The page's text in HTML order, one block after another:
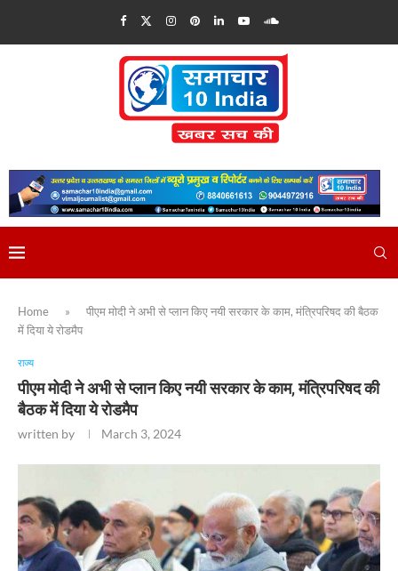
Home »
पीएम मोदी ने अभी से प्लान किए नयी सरकार के काम, मंत्रिपरिषद की बैठक
में दिया ये रोडमैप
राज्य
पीएम मोदी ने अभी से प्लान किए नयी सरकार के काम, मंत्रिपरिषद की
बैठक में दिया ये रोडमैप
written by March 3, 2024